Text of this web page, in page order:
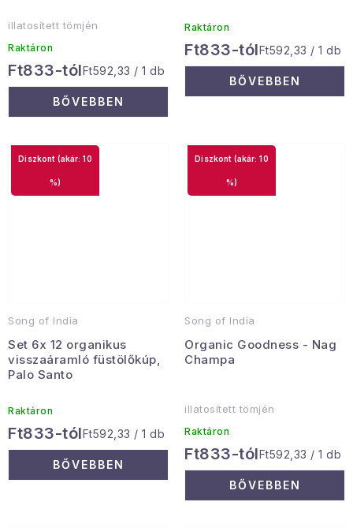
illatosített tömjén
Raktáron
Ft833-tólEgységár:
Ft592,33 / 1 db
BŐVEBBEN
Raktáron
Ft833-tólEgységár:
Ft592,33 / 1 db
BŐVEBBEN
Song of India
Set 6x 12 organikus
visszaáramló füstölőkúp,
Palo Santo
(akár: 10
%)
Raktáron
Ft833-tólEgységár:
Ft592,33 / 1 db
BŐVEBBEN
Song of India
Organic Goodness - Nag
Champa
(akár: 10
%)
illatosített tömjén
Raktáron
Ft833-tólEgységár:
Ft592,33 / 1 db
BŐVEBBEN